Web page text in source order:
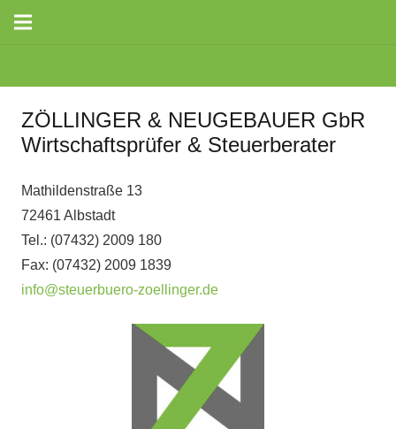
ZÖLLINGER & NEUGEBAUER GbR
Wirtschaftsprüfer & Steuerberater
Mathildenstraße 13
72461 Albstadt
Tel.: (07432) 2009 180
Fax: (07432) 2009 1839
info@steuerbuero-zoellinger.de